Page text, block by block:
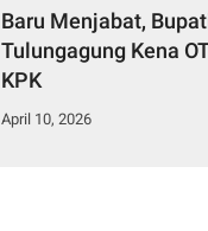
Baru Menjabat,
Tulungagung Kena
KPK
April 10, 2026